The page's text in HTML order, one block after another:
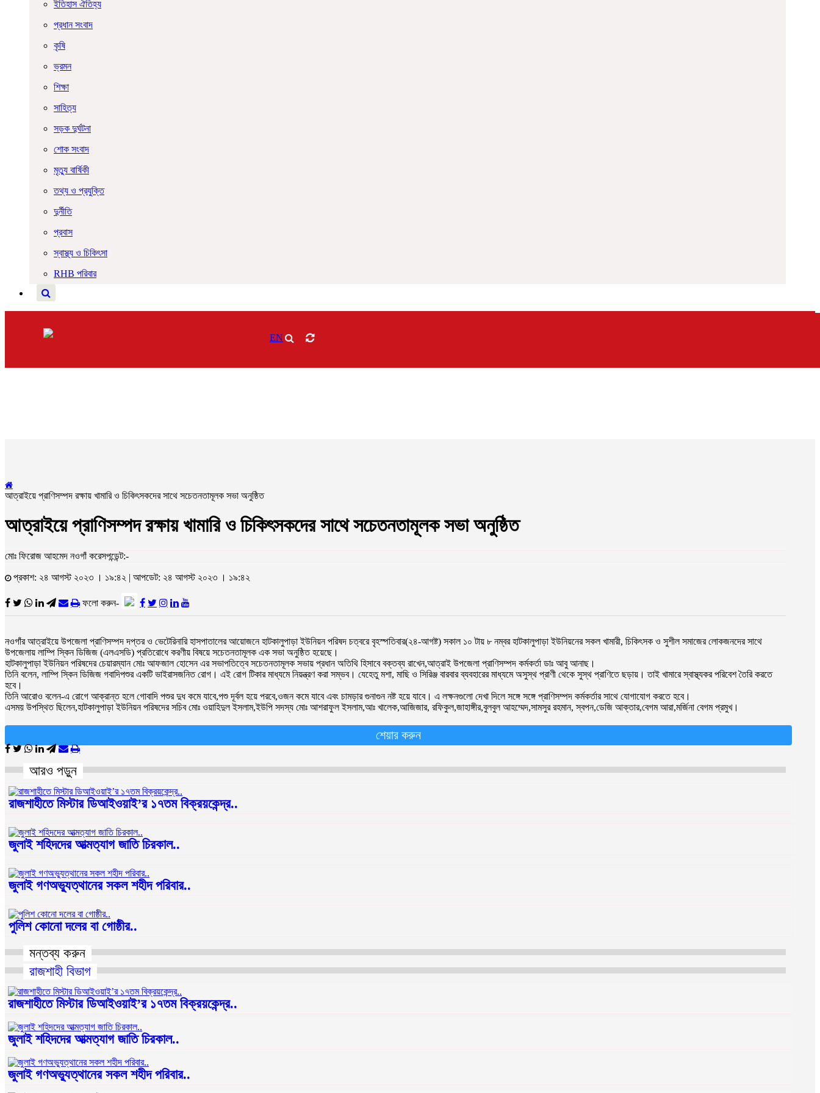
ইতিহাস ঐতিহ্য
প্রধান সংবাদ
কৃষি
ভ্রমন
শিক্ষা
সাহিত্য
সড়ক দুর্ঘটনা
শোক সংবাদ
মৃত্যু বার্ষিকী
তথ্য ও প্রযুক্তি
দুর্নীতি
প্রবাস
স্বাস্থ্য ও চিকিৎসা
RHB পরিবার
EN
আত্রাইয়ে প্রাণিসম্পদ রক্ষায় খামারি ও চিকিৎসকদের সাথে সচেতনতামূলক সভা অনুষ্ঠিত
আত্রাইয়ে প্রাণিসম্পদ রক্ষায় খামারি ও চিকিৎসকদের সাথে সচেতনতামূলক সভা অনুষ্ঠিত
মোঃ ফিরোজ আহমেদ নওগাঁ করেসপন্ডেন্ট:-
প্রকাশ: ২৪ আগস্ট ২০২৩ । ১৯:৪২ | আপডেট: ২৪ আগস্ট ২০২৩ । ১৯:৪২
ফলো করুন-
নওগাঁর আত্রাইয়ে উপজেলা প্রাণিসম্পদ দপ্তর ও ভেটেরিনারি হাসপাতালের আয়োজনে হাটকালুপাড়া ইউনিয়ন পরিষদ চত্বরে বৃহস্পতিবার(২৪-আগষ্ট) সকাল ১০ টায় ৮ নম্বর হাটকালুপাড়া ইউনিয়নের সকল খামারী, চিকিৎসক ও সুশীল সমাজের লোকজনদের সাথে
উপজেলায় লাম্পি স্কিন ডিজিজ (এলএসডি) প্রতিরোধে করণীয় বিষয়ে সচেতনতামূলক এক সভা অনুষ্ঠিত হয়েছে।
হাটকালুপাড়া ইউনিয়ন পরিষদের চেয়ারম্যান মোঃ আফজাল হোসেন এর সভাপতিত্বে সচেতনতামূলক সভায় প্রধান অতিথি হিসাবে বক্তব্য রাখেন,আত্রাই উপজেলা প্রাণিসম্পদ কর্মকর্তা ডাঃ আবু আনাছ।
তিনি বলেন, লাম্পি স্কিন ডিজিজ গবাদিপশুর একটি ভাইরাসজনিত রোগ। এই রোগ টিকার মাধ্যমে নিয়ন্ত্রণ করা সম্ভব। যেহেতু মশা, মাছি ও সিরিঞ্জ বারবার ব্যবহারের মাধ্যমে অসুস্থ প্রাণী থেকে সুস্থ প্রাণিতে ছড়ায়। তাই খামারে স্বাস্থ্যকর পরিবেশ তৈরি করতে
হবে।
তিনি আরোও বলেন-এ রোগে আক্রান্ত হলে গোবাদি পশুর দুধ কমে যাবে,পশু দূর্বল হয়ে পরবে,ওজন কমে যাবে এবং চামড়ার গুনাগুন নষ্ট হয়ে যাবে। এ লক্ষনগুলো দেখা দিলে সঙ্গে সঙ্গে প্রাণিসম্পদ কর্মকর্তার সাথে যোগাযোগ করতে হবে।
এসময় উপস্থিত ছিলেন,হাটকালুপাড়া ইউনিয়ন পরিষদের সচিব মোঃ ওয়াহিদুল ইসলাম,ইউপি সদস্য মোঃ আশরাফুল ইসলাম,আঃ খালেক,আজিজার, রফিকুল,জাহাঙ্গীর,বুলবুল আহম্মেদ,সামসুর রহমান, স্বপন,ডেজি আক্তার,বেগম আরা,মর্জিনা বেগম প্রমুখ।
শেয়ার করুন
আরও পড়ুন
রাজশাহীতে মিস্টার ডিআইওয়াই’র ১৭তম বিক্রয়কেন্দ্র..
জুলাই শহিদদের আত্মত্যাগ জাতি চিরকাল..
জুলাই গণঅভ্যুত্থানের সকল শহীদ পরিবার..
পুলিশ কোনো দলের বা গোষ্ঠীর..
মন্তব্য করুন
রাজশাহী বিভাগ
রাজশাহীতে মিস্টার ডিআইওয়াই’র ১৭তম বিক্রয়কেন্দ্র..
জুলাই শহিদদের আত্মত্যাগ জাতি চিরকাল..
জুলাই গণঅভ্যুত্থানের সকল শহীদ পরিবার..